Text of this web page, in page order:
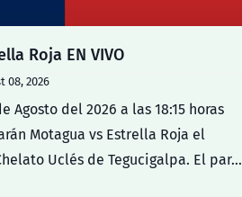
Roja EN VIVO
08, 2026
Agosto del 2026 a las 18:15 horas
Motagua vs Estrella Roja el
Uclés de Tegucigalpa. El par…